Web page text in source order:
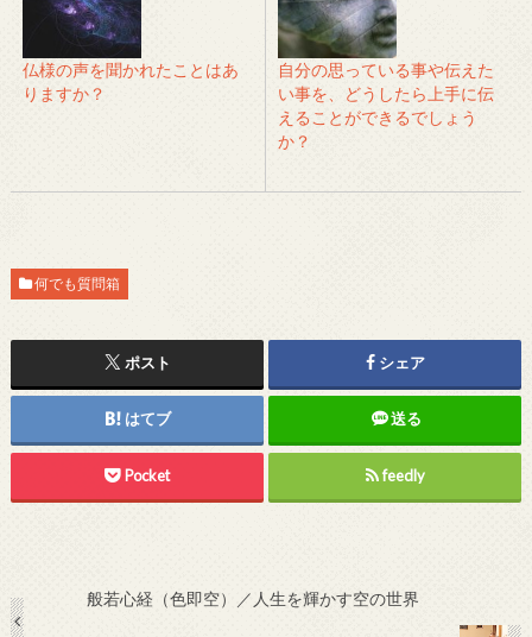
仏様の声を聞かれたことはあ
りますか？
自分の思っている事や伝えた
い事を、どうしたら上手に伝
えることができるでしょう
か？
何でも質問箱
ポスト シェア
はてブ 送る
Pocket feedly
般若心経（色即空）／人生を輝かす空の世界